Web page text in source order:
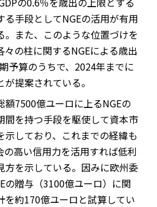
る手段としてNGEの活用が有用
。また、このような位置づけを
の柱に関するNGEによる歳出
予算のうちで、2024年までに
提案されている。
額7500億ユーロに上るNGEの
間を持つ手段を駆使して資本市
しており、これまでの経緯も
高い信用力を活用すれば低利
方を示している。因みに欧州委
の贈与（3100億ユーロ）に関
を約170億ユーロと試算してい